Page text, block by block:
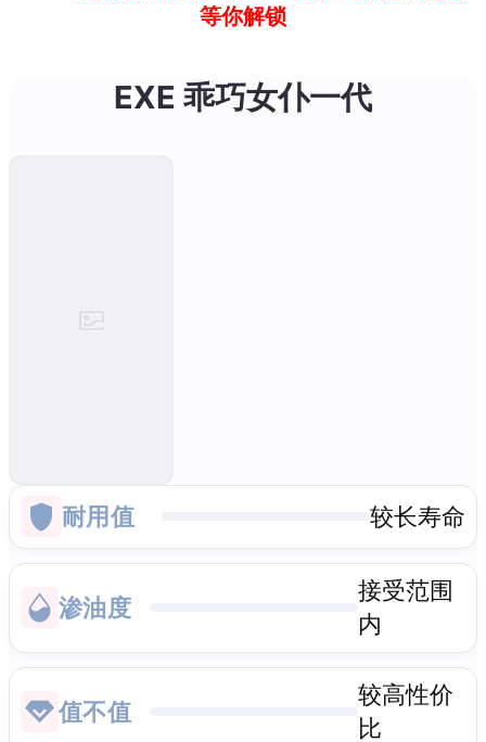
等你解锁
EXE 乖巧女仆一代
耐用值 较长寿命
渗油度
接受范围
内
值不值
较高性价
比